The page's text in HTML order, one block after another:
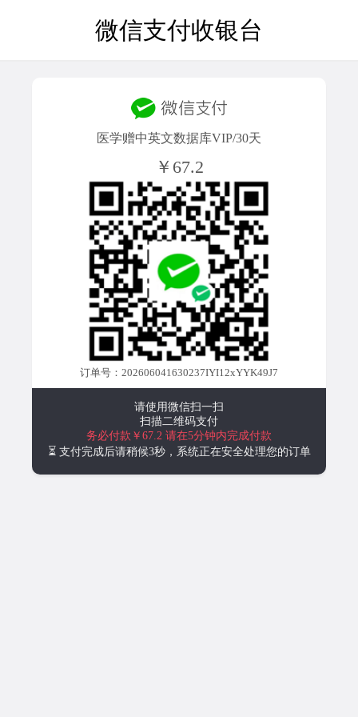
微信支付收银台
医学赠中英文数据库VIP/30天
￥67.2
订单号：202606041630237IYI12xYYK49J7
请使用微信扫一扫
扫描二维码支付
务必付款￥67.2 请在5分钟内完成付款
⏳ 支付完成后请稍候3秒，系统正在安全处理您的订单